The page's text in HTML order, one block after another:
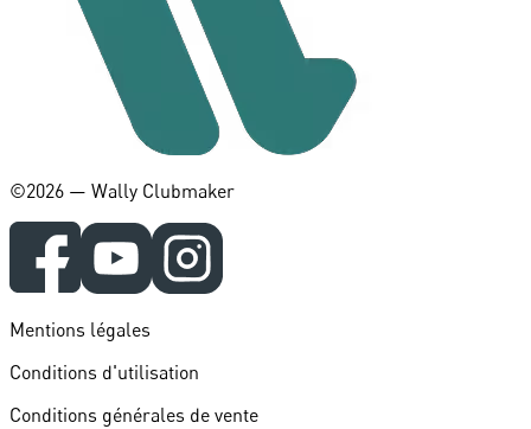
©️2026 — Wally Clubmaker
Mentions légales
Conditions d'utilisation
Conditions générales de vente